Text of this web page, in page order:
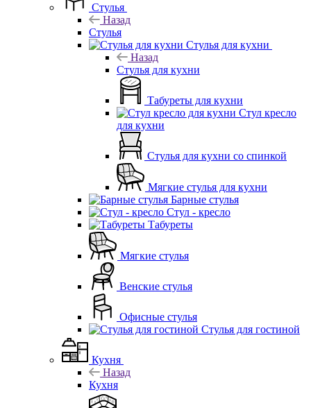
Стулья
Назад
Стулья
Стулья для кухни
Назад
Стулья для кухни
Табуреты для кухни
Стул кресло
для кухни
Стулья для кухни со спинкой
Мягкие стулья для кухни
Барные стулья
Стул - кресло
Табуреты
Мягкие стулья
Венские стулья
Офисные стулья
Стулья для гостиной
Кухня
Назад
Кухня